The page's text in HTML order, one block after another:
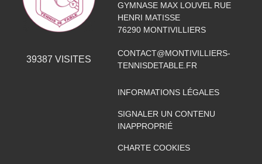
39387 VISITES
GYMNASE MAX LOUVEL RUE
HENRI MATISSE
76290 MONTIVILLIERS
CONTACT@MONTIVILLIERS-
TENNISDETABLE.FR
INFORMATIONS LÉGALES
SIGNALER UN CONTENU
INAPPROPRIÉ
CHARTE COOKIES